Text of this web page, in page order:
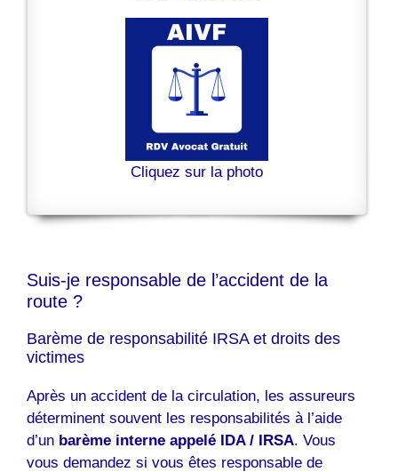
Cliquez sur la photo
Suis-je responsable de l’accident de la
route ?
Barème de responsabilité IRSA et droits des
victimes
Après un accident de la circulation, les assureurs
déterminent souvent les responsabilités à l’aide
d’un barème interne appelé IDA / IRSA. Vous
vous demandez si vous êtes responsable de